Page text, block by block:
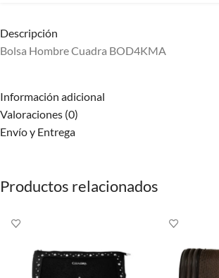
Descripción
Bolsa Hombre Cuadra BOD4KMA
Información adicional
Valoraciones (0)
Envío y Entrega
Productos relacionados